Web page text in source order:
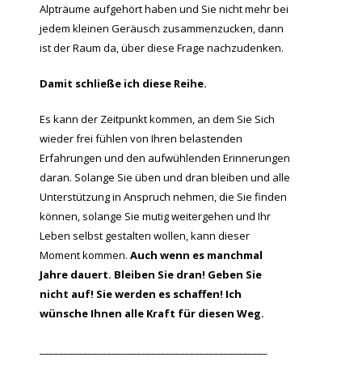
Alpträume aufgehört haben und Sie nicht mehr bei
jedem kleinen Geräusch zusammenzucken, dann
ist der Raum da, über diese Frage nachzudenken.
Damit schließe ich diese Reihe.
Es kann der Zeitpunkt kommen, an dem Sie Sich
wieder frei fühlen von Ihren belastenden
Erfahrungen und den aufwühlenden Erinnerungen
daran. Solange Sie üben und dran bleiben und alle
Unterstützung in Anspruch nehmen, die Sie finden
können, solange Sie mutig weitergehen und Ihr
Leben selbst gestalten wollen, kann dieser
Moment kommen. Auch wenn es manchmal
Jahre dauert. Bleiben Sie dran! Geben Sie
nicht auf! Sie werden es schaffen! Ich
wünsche Ihnen alle Kraft für diesen Weg.